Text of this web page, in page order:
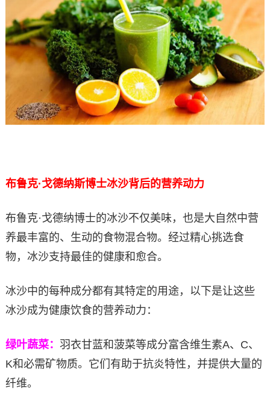
布鲁克·戈德纳斯博士冰沙背后的营养动力
布鲁克·戈德纳博士的冰沙不仅美味，也是大自然中营
养最丰富的、生动的食物混合物。经过精心挑选食
物，冰沙支持最佳的健康和愈合。
冰沙中的每种成分都有其特定的用途，以下是让这些
冰沙成为健康饮食的营养动力：
绿叶蔬菜： 羽衣甘蓝和菠菜等成分富含维生素A、C、
K和必需矿物质。它们有助于抗炎特性，并提供大量的
纤维。